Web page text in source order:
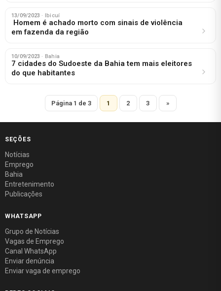
13/09/2023 · Ibicuí
Homem é achado morto com sinais de violência
em fazenda da região
10/09/2023 · Bahia
7 cidades do Sudoeste da Bahia tem mais eleitores
do que habitantes
Página 1 de 3 1 2 3 »
SEÇÕES
Notícias
Emprego
Bahia
Entretenimento
Publicações
WHATSAPP
Grupo de Notícias
Vagas de Emprego
Canal WhatsApp
Enviar denúncia
Enviar vaga de emprego